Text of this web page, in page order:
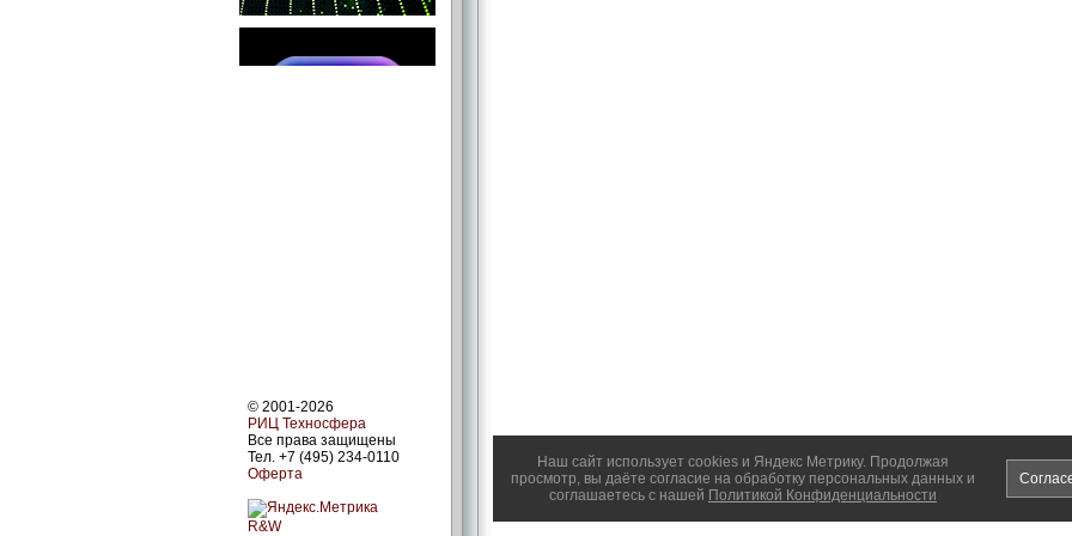
Наш сайт использует cookies и Яндекс Метрику. Продолжая
просмотр, вы даёте согласие на обработку персональных данных и
соглашаетесь с нашей Политикой Конфиденциальности
© 2001-2026
РИЦ Техносфера
Все права защищены
Тел. +7 (495) 234-0110
Оферта
R&W